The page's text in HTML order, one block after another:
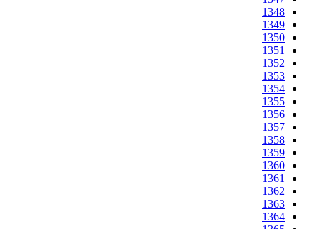
1348
1349
1350
1351
1352
1353
1354
1355
1356
1357
1358
1359
1360
1361
1362
1363
1364